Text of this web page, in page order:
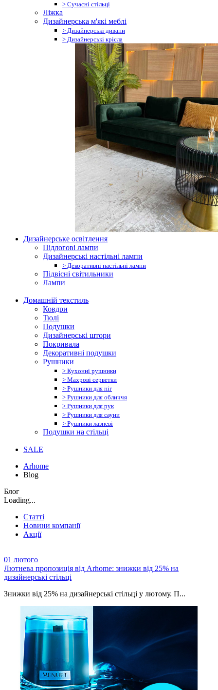
> Сучасні стільці
Ліжка
Дизайнерська м'які меблі
> Дизайнерські дивани
> Дизайнерські крісла
Дизайнерське освітлення
Підлогові лампи
Дизайнерські настільні лампи
> Декоративні настільні лампи
Підвісні світильники
Лампи
Домашній текстиль
Ковдри
Тюлі
Подушки
Дизайнерські штори
Покривала
Декоративні подушки
Рушники
> Кухонні рушники
> Махрові серветки
> Рушники для ніг
> Рушники для обличчя
> Рушники для рук
> Рушники для сауни
> Рушники лазневі
Подушки на стільці
SALE
Arhome
Blog
Блог
Loading...
Статті
Новини компанії
Акції
01 лютого
Лютнева пропозиція від Arhome: знижки від 25% на
дизайнерські стільці
Знижки від 25% на дизайнерські стільці у лютому. П...